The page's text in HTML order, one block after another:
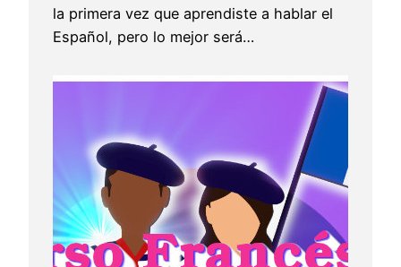
la primera vez que aprendiste a hablar el
Español, pero lo mejor será…